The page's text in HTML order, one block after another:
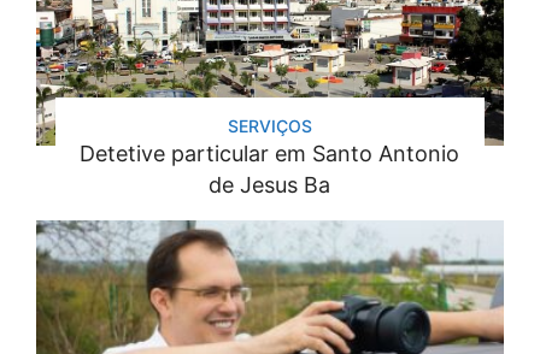
SERVIÇOS
Detetive particular em Santo Antonio
de Jesus Ba